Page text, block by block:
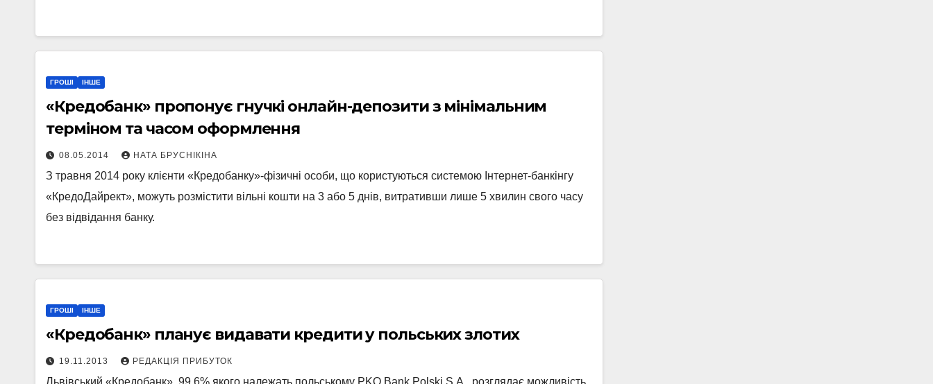
ГРОШІ ІНШЕ
«Кредобанк» пропонує гнучкі онлайн-депозити з мінімальним
терміном та часом оформлення
08.05.2014 НАТА БРУСНІКІНА
З травня 2014 року клієнти «Кредобанку»-фізичні особи, що користуються системою Інтернет-банкінгу
«КредоДайрект», можуть розмістити вільні кошти на 3 або 5 днів, витративши лише 5 хвилин свого часу
без відвідання банку.
ГРОШІ ІНШЕ
«Кредобанк» планує видавати кредити у польських злотих
19.11.2013 РЕДАКЦІЯ ПРИБУТОК
Львівський «Кредобанк», 99,6% якого належать польському PKO Bank Polski S.A., розглядає можливість